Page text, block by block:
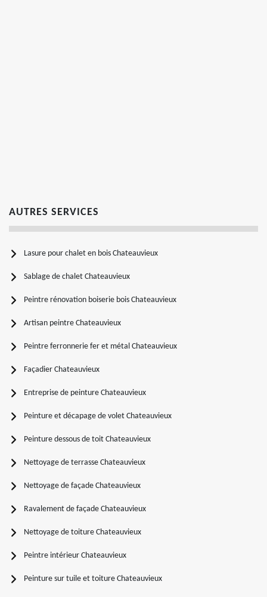
AUTRES SERVICES
Lasure pour chalet en bois Chateauvieux
Sablage de chalet Chateauvieux
Peintre rénovation boiserie bois Chateauvieux
Artisan peintre Chateauvieux
Peintre ferronnerie fer et métal Chateauvieux
Façadier Chateauvieux
Entreprise de peinture Chateauvieux
Peinture et décapage de volet Chateauvieux
Peinture dessous de toit Chateauvieux
Nettoyage de terrasse Chateauvieux
Nettoyage de façade Chateauvieux
Ravalement de façade Chateauvieux
Nettoyage de toiture Chateauvieux
Peintre intérieur Chateauvieux
Peinture sur tuile et toiture Chateauvieux